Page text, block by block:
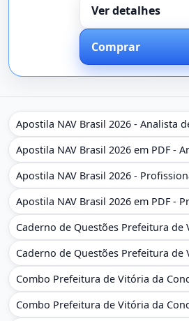
Ver detalhes
Comprar